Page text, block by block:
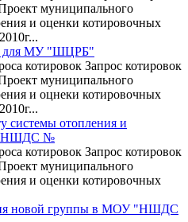
муниципального
и оценки котировочных
для МУ "ШЦРБ"
котировок Запрос котировок
муниципального
и оцнеки котировочных
системы отопления и
"НШДС №
котировок Запрос котировок
муниципального
и оценки котировочных
новой группы в МОУ "НШДС